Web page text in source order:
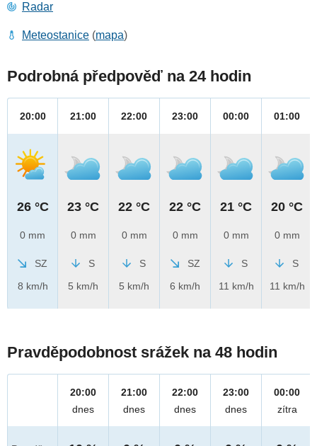
Radar
Meteostanice (mapa)
Podrobná předpověď na 24 hodin
20:00
26 °C
0 mm
SZ
8 km/h
21:00
23 °C
0 mm
S
5 km/h
22:00
22 °C
0 mm
S
5 km/h
23:00
22 °C
0 mm
SZ
6 km/h
00:00
21 °C
0 mm
S
11 km/h
01:00
20 °C
0 mm
S
11 km/h
Pravděpodobnost srážek na 48 hodin
20:00
dnes
21:00
dnes
22:00
dnes
23:00
dnes
00:00
zítra